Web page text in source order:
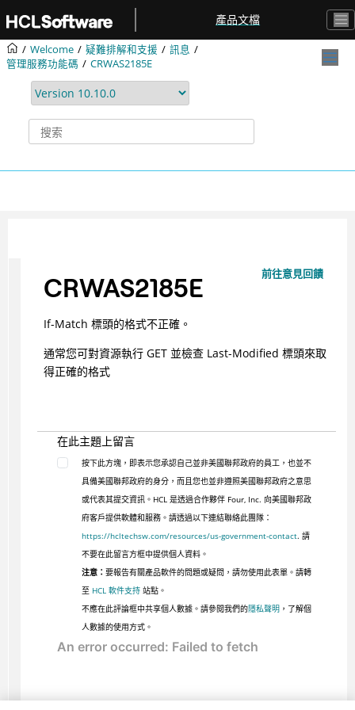
產品文檔
Welcome 疑難排解和支援
訊息
管理服務功能碼
CRWAS2185E
前往意見回饋
CRWAS2185E
If-Match 標頭的格式不正確。
通常您可對資源執行 GET 並檢查 Last-Modified 標頭來取
得正確的格式
在此主題上留言
按下此方塊，即表示您承認自己並非美國聯邦政府的員工，也並不
具備美國聯邦政府的身分，而且您也並非遵照美國聯邦政府之意思
或代表其提交資訊。HCL 是透過合作夥伴 Four, Inc. 向美國聯邦政
府客戶提供軟體和服務。請透過以下連結聯絡此團隊：
https://hcltechsw.com/resources/us-government-contact. 請
不要在此留言方框中提供個人資料。
注意： 要報告有關產品軟件的問題或疑問，請勿使用此表單。請轉
至 HCL 軟件支持站點。
不應在此評論框中共享個人數據。請參閱我們的隱私聲明 ，了解個
人數據的使用方式。